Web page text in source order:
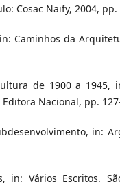
Cosac Naify, 2004, pp.
Caminhos da
de 1900 a 1945,
Nacional, pp.
in:
in: Vários Escritos.